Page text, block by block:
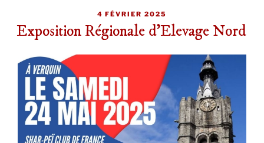
PUBLIÉ
LE
4 FÉVRIER 2025
Exposition Régionale d’Elevage Nord